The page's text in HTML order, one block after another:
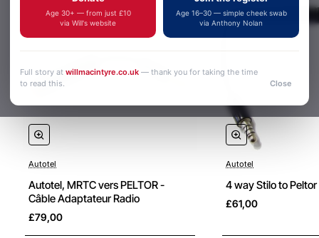
Autotel
Autotel, MRTC vers PELTOR -
Câble Adaptateur Radio
£79,00
Autotel
4 way Stilo to
£61,00
Age 30+ — from just £10
via Will's website
Age 16–30 — simple cheek swab
via Anthony Nolan
Full story atwillmacintyre.co.uk— thank you for taking the time
to read this.
Close